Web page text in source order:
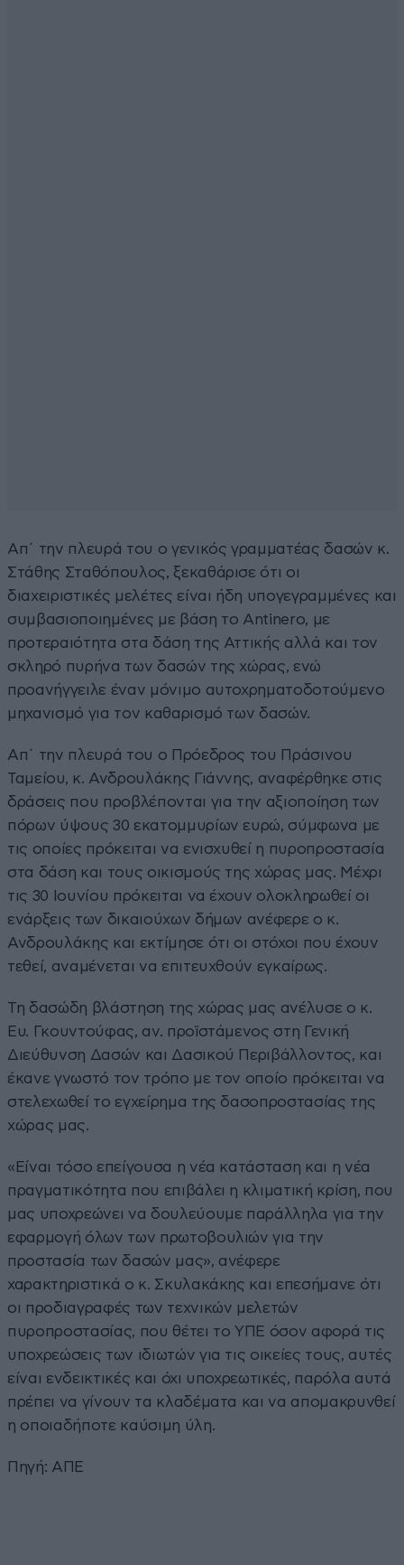
Απ΄ την πλευρά του ο γενικός γραμματέας δασών κ.
Στάθης Σταθόπουλος, ξεκαθάρισε ότι οι
διαχειριστικές μελέτες είναι ήδη υπογεγραμμένες και
συμβασιοποιημένες με βάση το Antinero, με
προτεραιότητα στα δάση της Αττικής αλλά και τον
σκληρό πυρήνα των δασών της χώρας, ενώ
προανήγγειλε έναν μόνιμο αυτοχρηματοδοτούμενο
μηχανισμό για τον καθαρισμό των δασών.
Απ΄ την πλευρά του ο Πρόεδρος του Πράσινου
Ταμείου, κ. Ανδρουλάκης Γιάννης, αναφέρθηκε στις
δράσεις που προβλέπονται για την αξιοποίηση των
πόρων ύψους 30 εκατομμυρίων ευρώ, σύμφωνα με
τις οποίες πρόκειται να ενισχυθεί η πυροπροστασία
στα δάση και τους οικισμούς της χώρας μας. Μέχρι
τις 30 Ιουνίου πρόκειται να έχουν ολοκληρωθεί οι
ενάρξεις των δικαιούχων δήμων ανέφερε ο κ.
Ανδρουλάκης και εκτίμησε ότι οι στόχοι που έχουν
τεθεί, αναμένεται να επιτευχθούν εγκαίρως.
Τη δασώδη βλάστηση της χώρας μας ανέλυσε ο κ.
Ευ. Γκουντούφας, αν. προϊστάμενος στη Γενική
Διεύθυνση Δασών και Δασικού Περιβάλλοντος, και
έκανε γνωστό τον τρόπο με τον οποίο πρόκειται να
στελεχωθεί το εγχείρημα της δασοπροστασίας της
χώρας μας.
«Είναι τόσο επείγουσα η νέα κατάσταση και η νέα
πραγματικότητα που επιβάλει η κλιματική κρίση, που
μας υποχρεώνει να δουλεύουμε παράλληλα για την
εφαρμογή όλων των πρωτοβουλιών για την
προστασία των δασών μας», ανέφερε
χαρακτηριστικά ο κ. Σκυλακάκης και επεσήμανε ότι
οι προδιαγραφές των τεχνικών μελετών
πυροπροστασίας, που θέτει το ΥΠΕ όσον αφορά τις
υποχρεώσεις των ιδιωτών για τις οικείες τους, αυτές
είναι ενδεικτικές και όχι υποχρεωτικές, παρόλα αυτά
πρέπει να γίνουν τα κλαδέματα και να απομακρυνθεί
η οποιαδήποτε καύσιμη ύλη.
Πηγή: ΑΠΕ